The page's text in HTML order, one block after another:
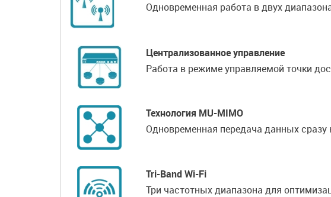
Одновременная работа в двух
Централизованное управление
Работа в режиме управляемой точки
Технология MU-MIMO
Одновременная передача данных сразу
Tri-Band Wi-Fi
Три частотных диапазона для